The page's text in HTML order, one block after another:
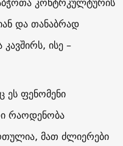
და თანაბრად
ისე –
ფენომენი
რაოდენობა
მათ ძლიერები